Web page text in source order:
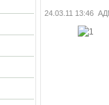
24.03.11 13:46